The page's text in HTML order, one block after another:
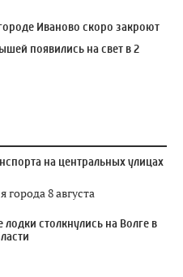
Иваново скоро закроют
появились на свет в 2
на центральных улицах
8 августа
столкнулись на Волге в